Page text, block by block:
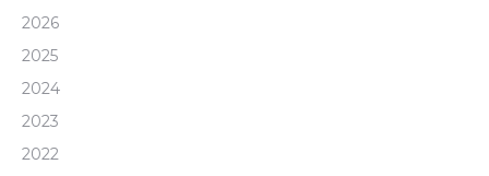
2026
2025
2024
2023
2022